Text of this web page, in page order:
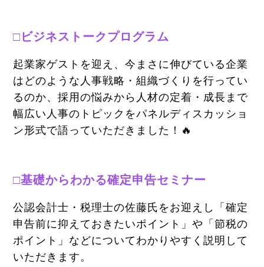
□ビジネストークプログラム
起業家ゲストを迎え、今まさに伸びている企業
はどのような人事戦略・組織づくりを行ってい
るのか、採用の悩みから人材の定着・成長まで
幅広い人事のトピックをパネルディスカッショ
ン形式で語っていただきました！🔥
□基礎からわかる確定申告セミナー
公認会計士・税理士の佐藤氏をお迎えし「確定
申告前に抑えておきたいポイント」や「節税の
ポイント」などについてわかりやすく説明して
いただきます。